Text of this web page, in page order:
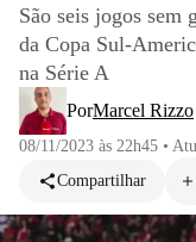
São seis jogos
da Copa Sul-
na Série A
PorMarcel Rizzo
08/11/2023 às 22h45 •
Compartilhar